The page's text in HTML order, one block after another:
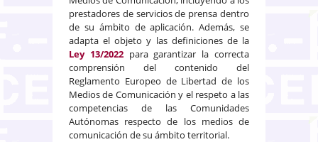
prestadores de servicios de prensa dentro
de su ámbito de aplicación. Además, se
adapta el objeto y las definiciones de la
Ley 13/2022para garantizar la correcta
comprensión del contenido del
Reglamento Europeo de Libertad de los
Medios de Comunicación y el respeto a las
competencias de las Comunidades
Autónomas respecto de los medios de
comunicación de su ámbito territorial.